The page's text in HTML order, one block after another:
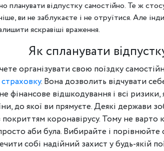
планувати відпустку самостійно. Те ж
ви не заблукаєте і не отруїтися. Але
яскравіші враження.
Як спланувати
організувати свою поїздку
. Вона дозволить відчувати
фінансове відшкодування і всі
до якої ви прямуєте. Деякі держави
покриттям коронавірусу. Тому не
аби була. Вибирайте і
собі надійний захист у будь-якій